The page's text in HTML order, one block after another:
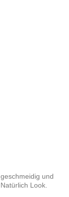
und
Look.